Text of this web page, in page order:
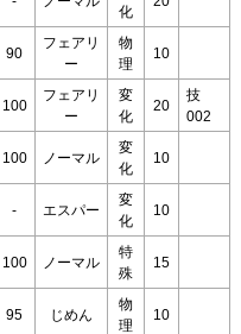
化
90
フェアリ
ー
物
理
10
100
フェアリ
ー
変
化
20
技
002
100 ノーマル
変
化
10
- エスパー
変
化
10
100 ノーマル
特
殊
15
95 じめん
物
理
10